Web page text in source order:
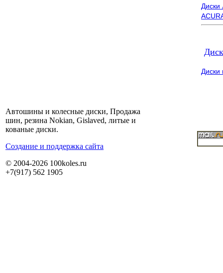
Диски
Автошины и колесные диски, Продажа
шин, резина Nokian, Gislaved, литые и
кованые диски.
Cоздание и поддержка сайта
© 2004-2026 100koles.ru
+7(917) 562 1905